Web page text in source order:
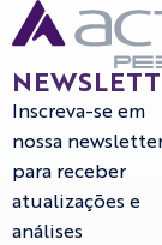
Inscreva-se em
nossa
para receber
atualizações e
análises